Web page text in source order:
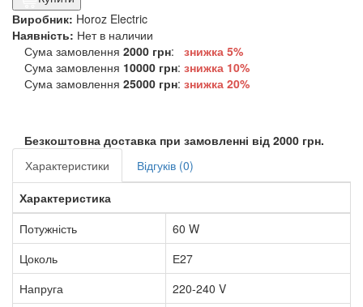
Виробник: Horoz Electric
Наявність: Нет в наличии
Сума замовлення 2000 грн:
знижка 5%
Сума замовлення 10000 грн: знижка 10%
Сума замовлення 25000 грн: знижка 20%
Безкоштовна доставка при замовленні від 2000 грн.
Характеристики
Відгуків (0)
Характеристика
Потужність
60 W
Цоколь
Е27
Напруга
220-240 V